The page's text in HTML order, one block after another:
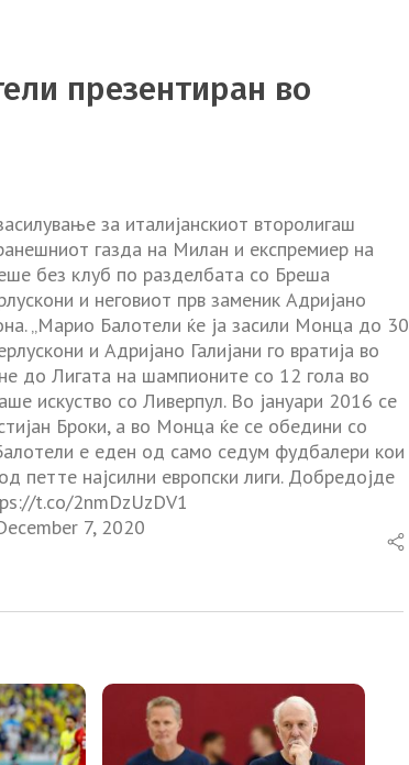
презентиран во
за италијанскиот второлигаш
газда на Милан и експремиер на
без клуб по разделбата со Бреша
и неговиот прв заменик Адријано
„Марио Балотели ќе ја засили Монца до 30
и Адријано Галијани го вратија во
до Лигата на шампионите со 12 гола во
искуство со Ливерпул. Во јануари 2016 се
Броки, а во Монца ќе се обедини со
е еден од само седум фудбалери кои
петте најсилни европски лиги. Добредојде
t.co/2nmDzUzDV1
7, 2020